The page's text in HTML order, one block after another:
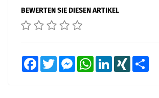
BEWERTEN SIE DIESEN ARTIKEL
FacebookTwitter MessengerWhatsAppLinkedInXING